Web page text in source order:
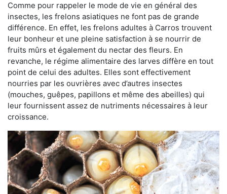
Comme pour rappeler le mode de vie en général des
insectes, les frelons asiatiques ne font pas de grande
différence. En effet, les frelons adultes à Carros trouvent
leur bonheur et une pleine satisfaction à se nourrir de
fruits mûrs et également du nectar des fleurs. En
revanche, le régime alimentaire des larves diffère en tout
point de celui des adultes. Elles sont effectivement
nourries par les ouvrières avec d’autres insectes
(mouches, guêpes, papillons et même des abeilles) qui
leur fournissent assez de nutriments nécessaires à leur
croissance.